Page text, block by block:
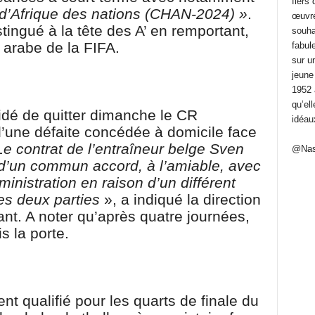
des nations (CHAN-2024) ».
à la tête des A’ en remportant,
de la FIFA.
de quitter dimanche le CR
défaite concédée à domicile face
contrat de l’entraîneur belge Sven
commun accord, à l’amiable, avec
en raison d’un différent
deux parties », a indiqué la direction
A noter qu’après quatre journées,
la porte.
qualifié pour les quarts de finale du
sur
1952